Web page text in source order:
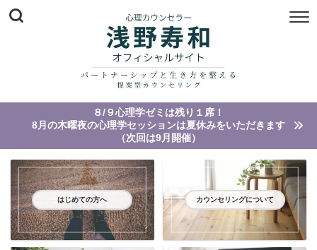
８/９心理学ゼミは残り１席！
8月の木曜夜の心理学セッションは夏休みをいただきます
（次回は9月開催）
はじめての方へ カウンセリングについて